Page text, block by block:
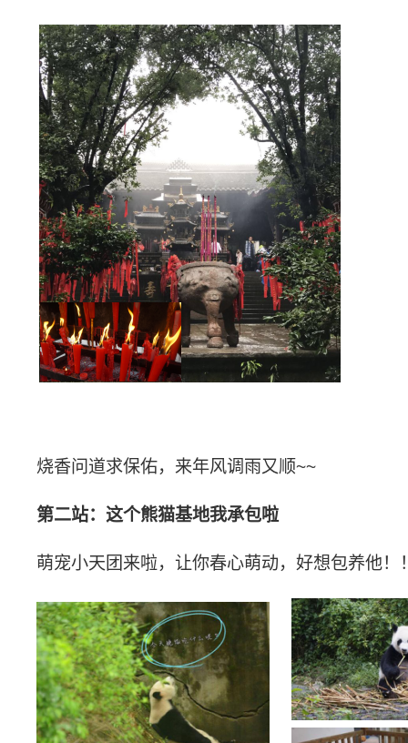
烧香问道求保佑，来年风调雨又顺~~
第二站： 这个熊猫基地我承包啦
萌宠小天团来啦，让你春心萌动，好想包养他！